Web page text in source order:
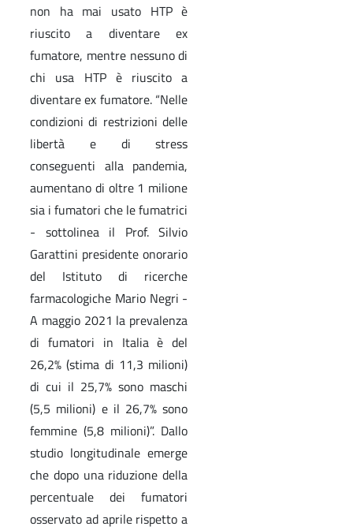
non ha mai usato HTP è
riuscito a diventare ex
fumatore, mentre nessuno di
chi usa HTP è riuscito a
diventare ex fumatore. “Nelle
condizioni di restrizioni delle
libertà e di stress
conseguenti alla pandemia,
aumentano di oltre 1 milione
sia i fumatori che le fumatrici
- sottolinea il Prof. Silvio
Garattini presidente onorario
del Istituto di ricerche
farmacologiche Mario Negri -
A maggio 2021 la prevalenza
di fumatori in Italia è del
26,2% (stima di 11,3 milioni)
di cui il 25,7% sono maschi
(5,5 milioni) e il 26,7% sono
femmine (5,8 milioni)”. Dallo
studio longitudinale emerge
che dopo una riduzione della
percentuale dei fumatori
osservato ad aprile rispetto a